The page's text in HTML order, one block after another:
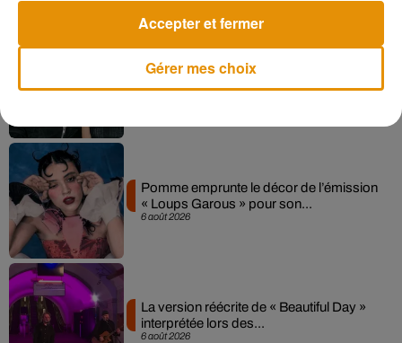
Angèle et Amélie Lens dévoilent leur
6 août 2026
Pomme emprunte le décor de l’émission
« Loups Garous » pour son...
6 août 2026
La version réécrite de « Beautiful Day »
interprétée lors des...
Gérer mes choix
Accepter et fermer